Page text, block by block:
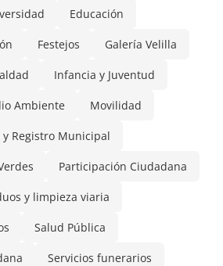
Educación
Festejos Galería Velilla
Infancia y Juventud
Ambiente Movilidad
y Registro Municipal
Participación Ciudadana
y limpieza viaria
Salud Pública
Servicios funerarios